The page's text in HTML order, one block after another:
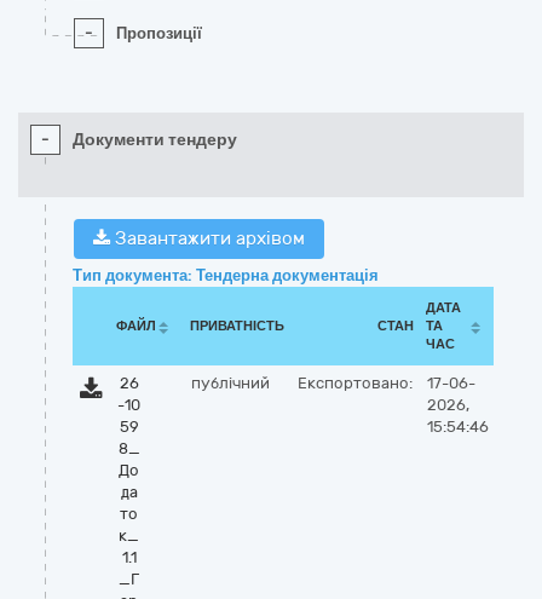
- Пропозиції
- Документи тендеру
Завантажити архівом
Тип документа: Тендерна документація
ФАЙЛ ПРИВАТНІСТЬ СТАН
ДАТА
ТА
ЧАС
26
-10
59
8_
До
да
то
к_
1.1
_Г
публічний Експортовано:
17-06-
2026,
15:54:46